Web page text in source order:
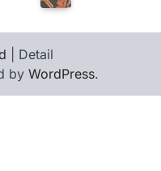
| Detail
by WordPress.